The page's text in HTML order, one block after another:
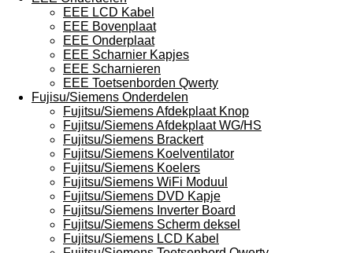
EEE LCD Kabel
EEE Bovenplaat
EEE Onderplaat
EEE Scharnier Kapjes
EEE Scharnieren
EEE Toetsenborden Qwerty
Fujisu/Siemens Onderdelen
Fujitsu/Siemens Afdekplaat Knop
Fujitsu/Siemens Afdekplaat WG/HS
Fujitsu/Siemens Brackert
Fujitsu/Siemens Koelventilator
Fujitsu/Siemens Koelers
Fujitsu/Siemens WiFi Moduul
Fujitsu/Siemens DVD Kapje
Fujitsu/Siemens Inverter Board
Fujitsu/Siemens Scherm deksel
Fujitsu/Siemens LCD Kabel